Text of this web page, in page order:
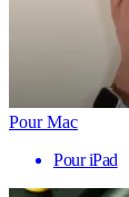
Pour Mac
Pour iPad